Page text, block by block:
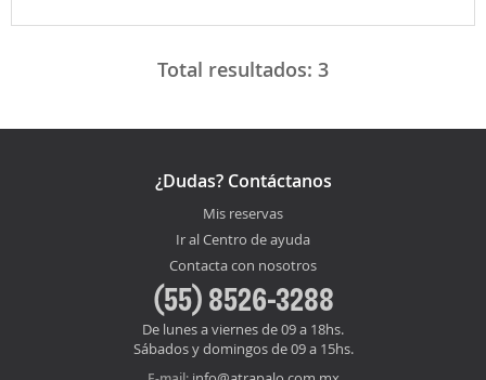
Total resultados: 3
¿Dudas? Contáctanos
Mis reservas
Ir al Centro de ayuda
Contacta con nosotros
(55) 8526-3288
De lunes a viernes de 09 a 18hs.
Sábados y domingos de 09 a 15hs.